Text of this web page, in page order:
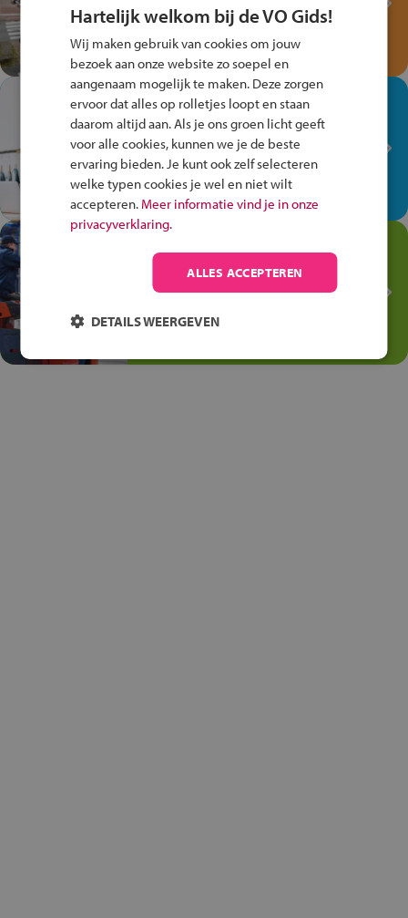
Speel het Fiets Veilig Verkeersspel
en win een Cortina-fiets!
In de winkel ben je op je
plek!
Ontdek via het vmbo jouw talent
op de winkelvloer, waar elke dag
anders is!
Transport en Logistiek
Kies voor vmbo Transport en
logistiek: daar kun je mee
Hartelijk welkom bij de VO Gids!
Wij maken gebruik van cookies om jouw
bezoek aan onze website zo soepel en
aangenaam mogelijk te maken. Deze zorgen
ervoor dat alles op rolletjes loopt en staan
daarom altijd aan. Als je ons groen licht geeft
voor alle cookies, kunnen we je de beste
ervaring bieden. Je kunt ook zelf selecteren
welke typen cookies je wel en niet wilt
accepteren. Meer informatie vind je in onze
privacyverklaring.
ALLES ACCEPTEREN
DETAILS WEERGEVEN